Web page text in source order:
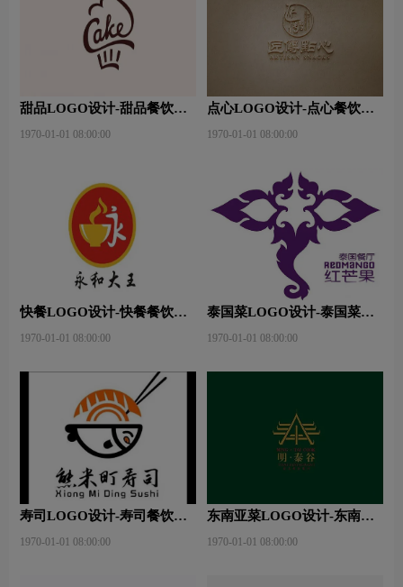
甜品LOGO设计-甜品餐饮连
1970-01-01 08:00:00
点心LOGO设计-点心餐饮连
1970-01-01 08:00:00
快餐LOGO设计-快餐餐饮连
1970-01-01 08:00:00
泰国菜LOGO设计-泰国菜餐
1970-01-01 08:00:00
寿司LOGO设计-寿司餐饮连
1970-01-01 08:00:00
东南亚菜LOGO设计-东南亚
1970-01-01 08:00:00